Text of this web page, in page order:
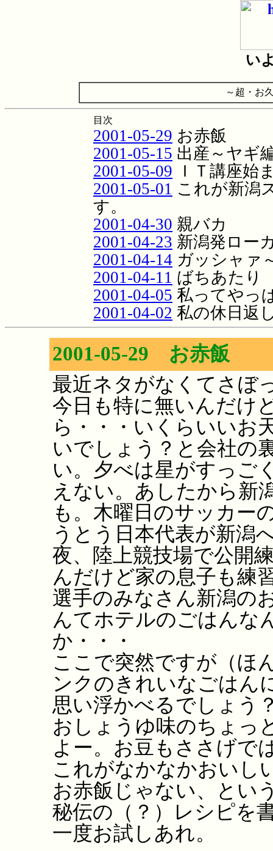
い
～超・お
目次
2001-05-29 お赤飯
2001-05-15 出産～ヤギ
2001-05-09 ＩＴ講座始
2001-05-01 これが新潟
す。
2001-04-30 親バカ
2001-04-23 新潟発ロー
2001-04-14 ガッシャァ
2001-04-11 ばちあたり
2001-04-05 私ってやっ
2001-04-02 私の休日返
2001-05-29 お赤飯
最近ネタがなくてさぼ
今日も特に無いんだけ
ら・・・いくらいいお
いでしょう？と会社の
い。夕べは星がすっご
えない。あしたから新
も。木曜日のサッカー
うとう日本代表が新潟
夜、陸上競技場で公開
んだけど家の息子も練
選手のみなさん新潟の
んてホテルのごはんな
か・・・
ここで突然ですが（ほ
ンクのきれいなごはん
思い浮かべるでしょう
おしょうゆ味のちょっ
よー。お豆もささげで
これがなかなかおいし
お赤飯じゃない、とい
秘伝の（？）レシピを
一度お試しあれ。